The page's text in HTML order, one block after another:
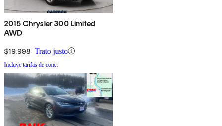
2015 Chrysler 300 Limited
AWD
$19,998 Trato justo
Incluye tarifas de conc.